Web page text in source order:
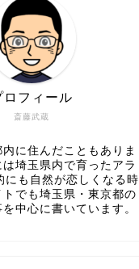
斎藤武蔵
ロフィール
に住んだこともありま
埼玉県内で育ったアラ
にも自然が恋しくなる時
でも埼玉県・東京都の
中心に書いています。